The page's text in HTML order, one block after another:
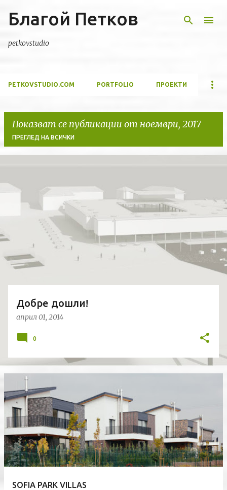
Пропускане към основното съдържание
Благой Петков
petkovstudio
PETKOVSTUDIO.COM PORTFOLIO ПРОЕКТИ
Показват се публикации от ноември, 2017
ПРЕГЛЕД НА ВСИЧКИ
у
к
а
Добре дошли!
април 01, 2014
0
SOFIA PARK VILLAS